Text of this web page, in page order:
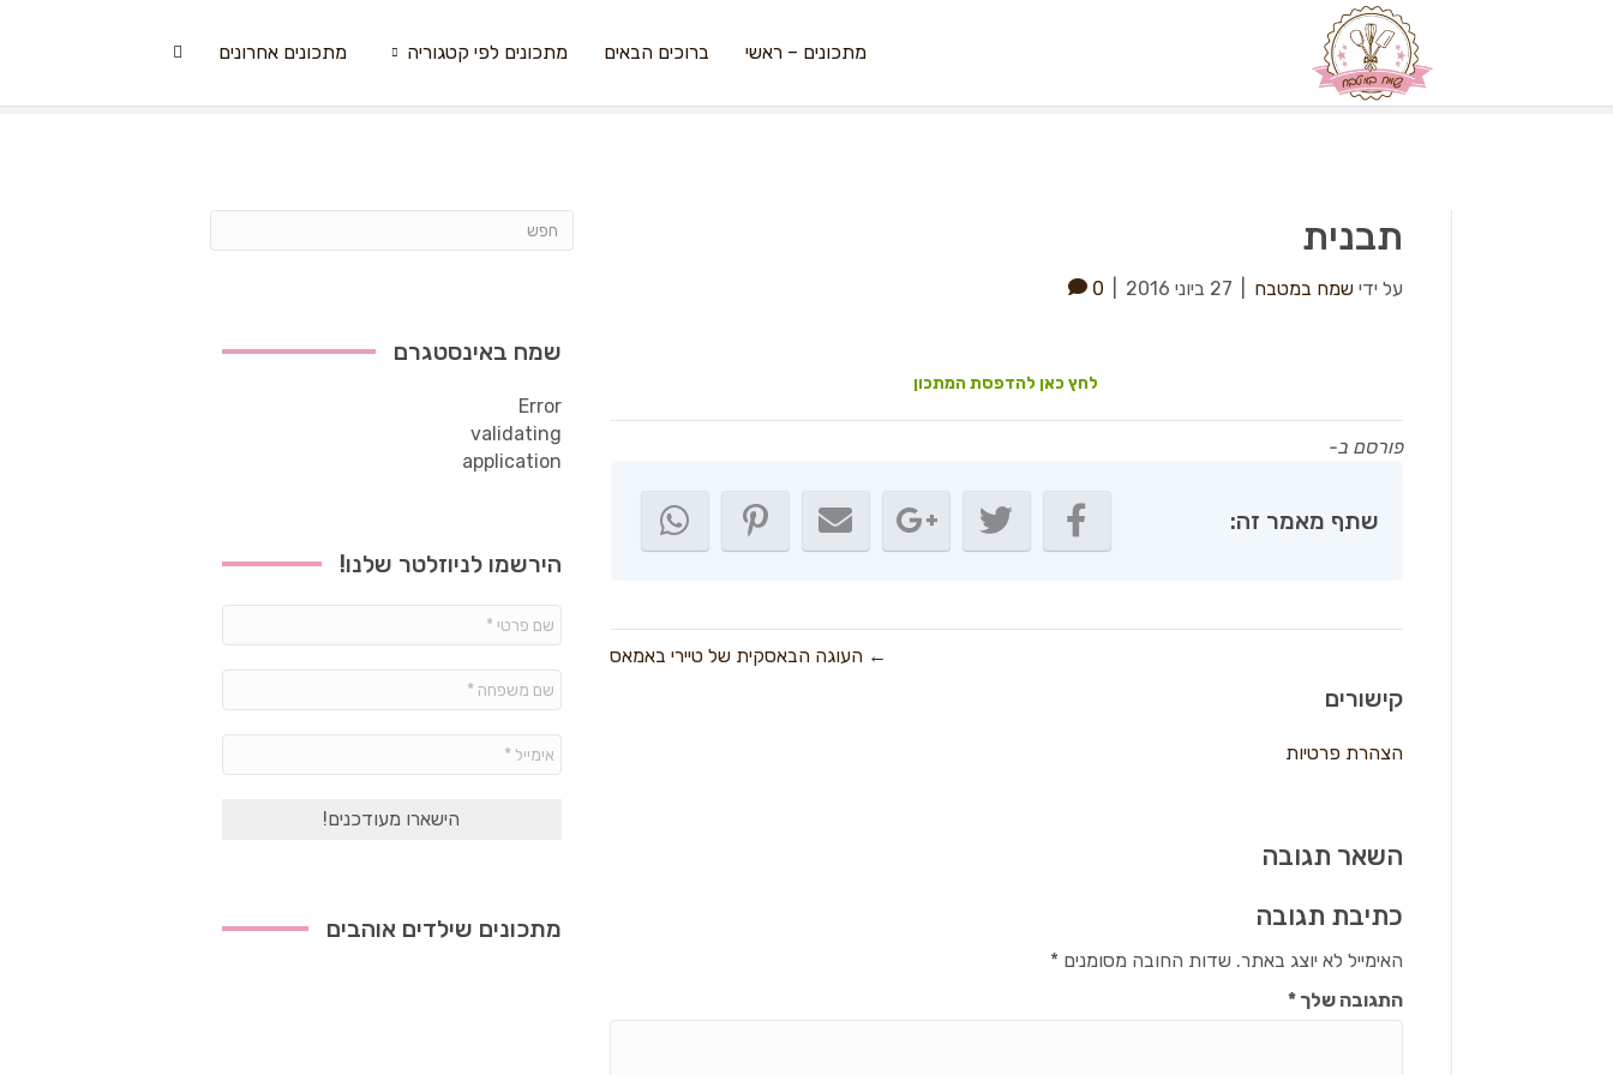
מתכונים – ראשי ברוכים הבאים מתכונים לפי קטגוריה מתכונים אחרונים
תבנית
על ידי שמח במטבח 27 ביוני 2016 0
לחץ כאן להדפסת המתכון
פורסם ב-
שתף מאמר זה:
← העוגה הבאסקית של טיירי באמאס
קישורים
הצהרת פרטיות
השאר תגובה
כתיבת תגובה
האימייל לא יוצג באתר. שדות החובה מסומנים*
התגובה שלך*
שמח באינסטגרם
Error
validating
application
הירשמו לניוזלטר שלנו!
פרטי
משפחה
*
מתכונים שילדים אוהבים